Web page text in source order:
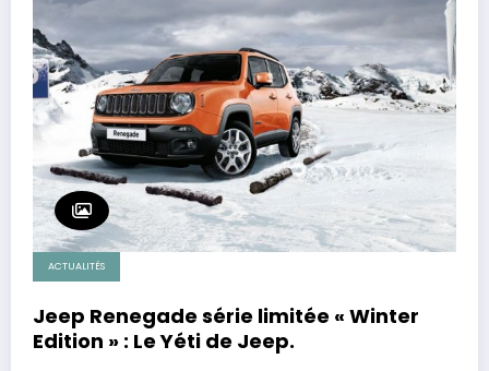
ACTUALITÉS
Jeep Renegade série limitée « Winter
Edition » : Le Yéti de Jeep.